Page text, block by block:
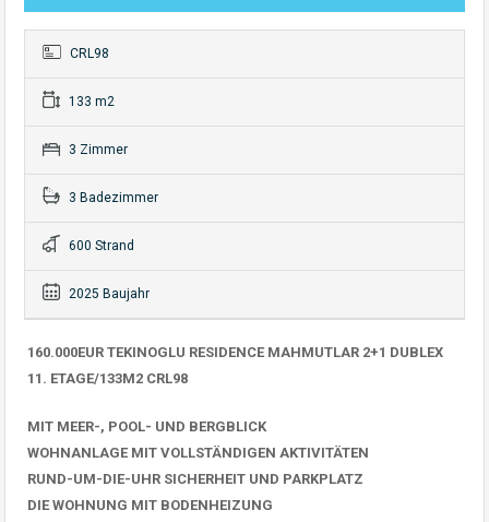
CRL98
133 m2
3 Zimmer
3 Badezimmer
600 Strand
2025 Baujahr
160.000EUR TEKINOGLU RESIDENCE MAHMUTLAR 2+1 DUBLEX
11. ETAGE/133M2 CRL98
MIT MEER-, POOL- UND BERGBLICK
WOHNANLAGE MIT VOLLSTÄNDIGEN AKTIVITÄTEN
RUND-UM-DIE-UHR SICHERHEIT UND PARKPLATZ
DIE WOHNUNG MIT BODENHEIZUNG